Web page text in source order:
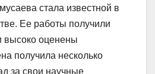
стала известной в
Ее работы получили
высоко оценены
получила несколько
за свои научные